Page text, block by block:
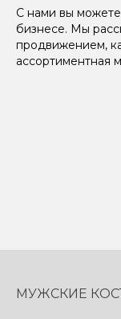
С нами вы
бизнесе. Мы
продвижением,
ассортиментная
МУЖСКИЕ